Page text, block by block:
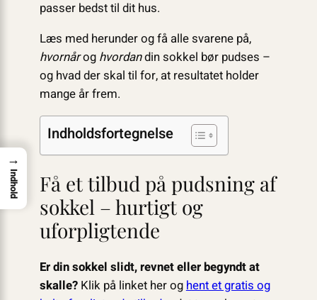
passer bedst til dit hus.
Læs med herunder og få alle svarene på,
hvornårog hvordandin sokkel bør pudses –
og hvad der skal til for, at resultatet holder
mange år frem.
Indholdsfortegnelse
Få et tilbud på pudsning af
sokkel – hurtigt og
uforpligtende
Er din sokkel slidt, revnet eller begyndt at
skalle?Klik på linket her oghent et gratis og
→
Indhold